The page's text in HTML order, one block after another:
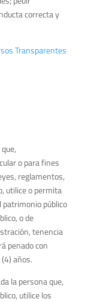
correcta y
Transparentes
o para fines
reglamentos,
utilice o permita
patrimonio público
o de
tenencia
penado con
años.
la persona que,
utilice los